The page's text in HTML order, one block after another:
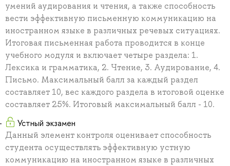
умений аудирования и чтения, а также способность
вести эффективную письменную коммуникацию на
иностранном языке в различных речевых ситуациях.
Итоговая письменная работа проводится в конце
учебного модуля и включает четыре раздела: 1.
Лексика и грамматика, 2. Чтение, 3. Аудирование, 4.
Письмо. Максимальный балл за каждый раздел
составляет 10, вес каждого раздела в итоговой оценке
составляет 25%. Итоговый максимальный балл - 10.
Устный экзамен
Данный элемент контроля оценивает способность
студента осуществлять эффективную устную
коммуникацию на иностранном языке в различных